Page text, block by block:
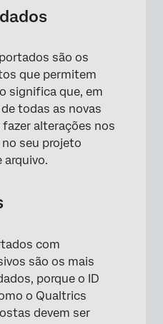
são os
que permitem
significa que, em
todas as novas
alterações nos
seu projeto
arquivo.
com
são os mais
porque o ID
o Qualtrics
devem ser